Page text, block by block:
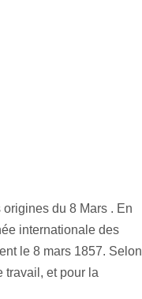
du 8 Mars . En
internationale des
le 8 mars 1857. Selon
travail, et pour la